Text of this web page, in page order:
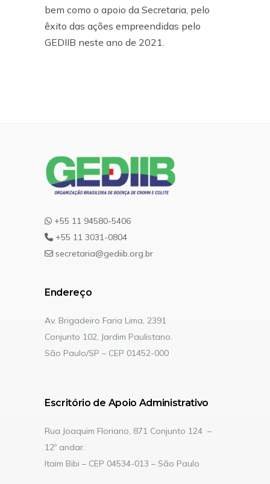
bem como o apoio da Secretaria, pelo
êxito das ações empreendidas pelo
GEDIIB neste ano de 2021.
+55 11 94580-5406
+55 11 3031-0804
secretaria@gediib.org.br
Endereço
Av. Brigadeiro Faria Lima, 2391
Conjunto 102, Jardim Paulistano.
São Paulo/SP – CEP 01452-000
Escritório de Apoio Administrativo
Rua Joaquim Floriano, 871 Conjunto 124 –
12º andar.
Itaim Bibi – CEP 04534-013 – São Paulo